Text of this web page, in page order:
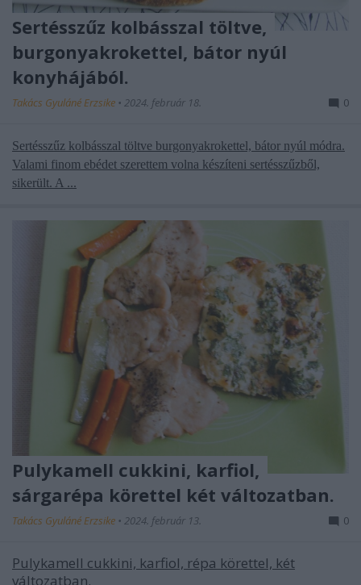
Sertésszűz kolbásszal töltve,
burgonyakrokettel, bátor nyúl
konyhájából.
Takács Gyuláné Erzsike • 2024. február 18. 0
Sertésszűz kolbásszal töltve burgonyakrokettel, bátor nyúl módra.
Valami finom ebédet szerettem volna készíteni sertésszűzből,
sikerült. A ...
Pulykamell cukkini, karfiol,
sárgarépa körettel két változatban.
Takács Gyuláné Erzsike • 2024. február 13. 0
Pulykamell cukkini, karfiol, répa körettel, két
változatban.